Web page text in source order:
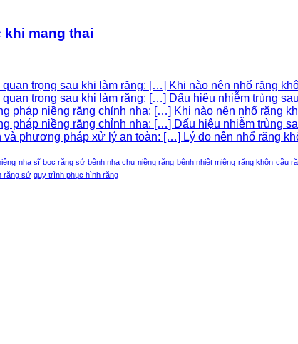
mang thai
trọng sau khi làm răng: […] Khi nào nên nhổ răng
trọng sau khi làm răng: […] Dấu hiệu nhiễm trùng
pháp niềng răng chỉnh nha: […] Khi nào nên nhổ răng
pháp niềng răng chỉnh nha: […] Dấu hiệu nhiễm trùng
và phương pháp xử lý an toàn: […] Lý do nên nhổ răng
nha sĩ bọc răng sứ bệnh nha chu niềng răng bệnh nhiệt miệng răng khôn cầu
răng sứ quy trình phục hình răng